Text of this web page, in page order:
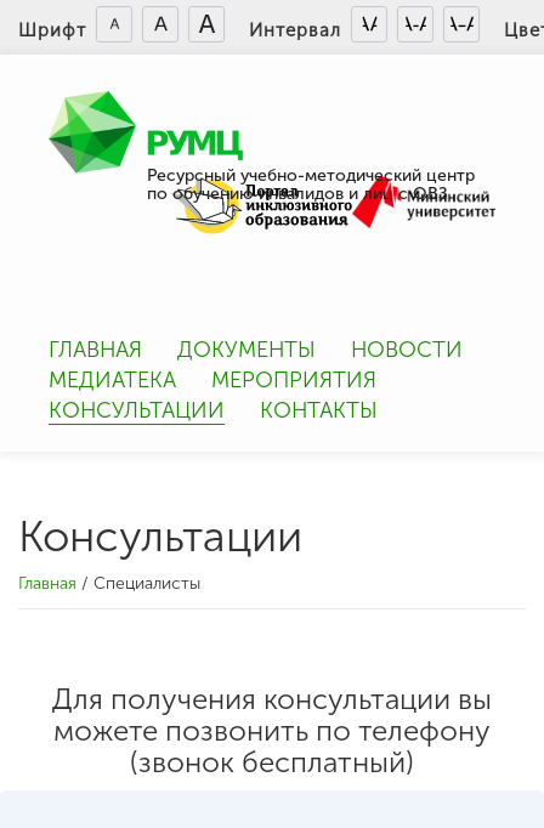
Шрифт Интервал
Ресурсный учебно-методический центр
по обучению инвалидов и лиц с ОВЗ
ГЛАВНАЯ ДОКУМЕНТЫ
НОВОСТИ
МЕДИАТЕКА
МЕРОПРИЯТИЯ
КОНСУЛЬТАЦИИ
КОНТАКТЫ
Консультации
Главная / Специалисты
Для получения консультации вы
можете позвонить по телефону
(звонок бесплатный)